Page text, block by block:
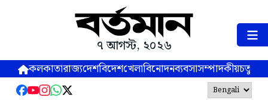
৭ আগস্ট, ২০২৬
কলকাতারাজ্যদেশবিদেশখেলাবিনোদনব্যবসাসম্পাদকীয়